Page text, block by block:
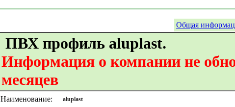
Общая
ПВХ профиль aluplast.
Информация о компании не
месяцев
Наименование:
aluplast